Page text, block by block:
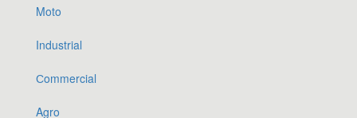
Moto
Industrial
Сommercial
Agro